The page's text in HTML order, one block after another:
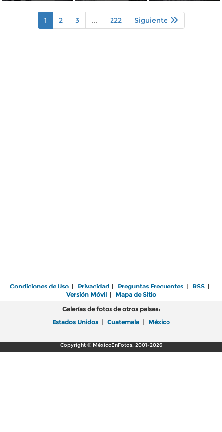
1 2 3 ... 222 Siguiente
Condiciones de Uso | Privacidad | Preguntas Frecuentes | RSS |
Versión Móvil| Mapa de Sitio
Galerías de fotos de otros países:
Estados Unidos | Guatemala | México
Copyright © MéxicoEnFotos, 2001-2026